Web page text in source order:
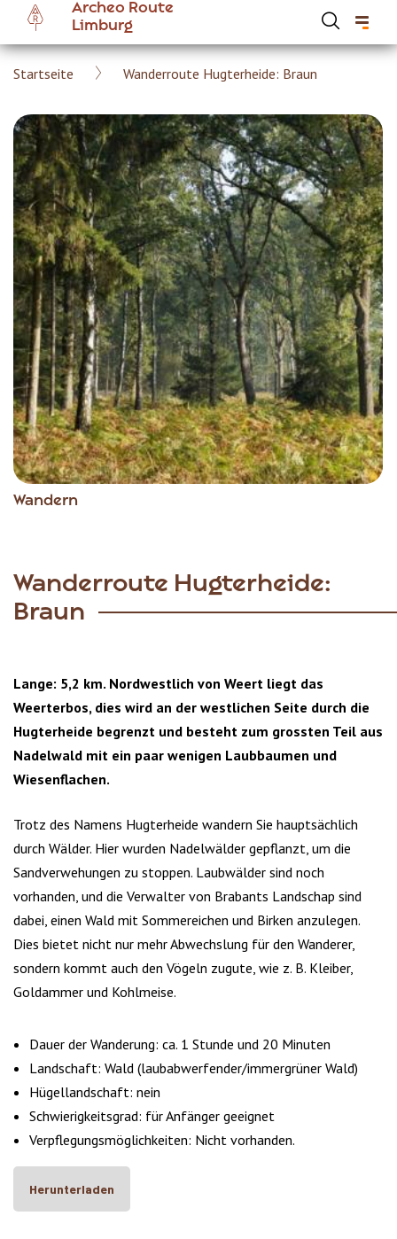
main
content
Archeo Route
Limburg
Breadcrumb
Startseite Wanderroute Hugterheide: Braun
Wandern
Wanderroute Hugterheide:
Braun
Lange: 5,2 km. Nordwestlich von Weert liegt das
Weerterbos, dies wird an der westlichen Seite durch die
Hugterheide begrenzt und besteht zum grossten Teil aus
Nadelwald mit ein paar wenigen Laubbaumen und
Wiesenflachen.
Trotz des Namens Hugterheide wandern Sie hauptsächlich
durch Wälder. Hier wurden Nadelwälder gepflanzt, um die
Sandverwehungen zu stoppen. Laubwälder sind noch
vorhanden, und die Verwalter von Brabants Landschap sind
dabei, einen Wald mit Sommereichen und Birken anzulegen.
Dies bietet nicht nur mehr Abwechslung für den Wanderer,
sondern kommt auch den Vögeln zugute, wie z. B. Kleiber,
Goldammer und Kohlmeise.
Dauer der Wanderung: ca. 1 Stunde und 20 Minuten
Landschaft: Wald (laubabwerfender/immergrüner Wald)
Hügellandschaft: nein
Schwierigkeitsgrad: für Anfänger geeignet
Verpflegungsmöglichkeiten: Nicht vorhanden.
Herunterladen